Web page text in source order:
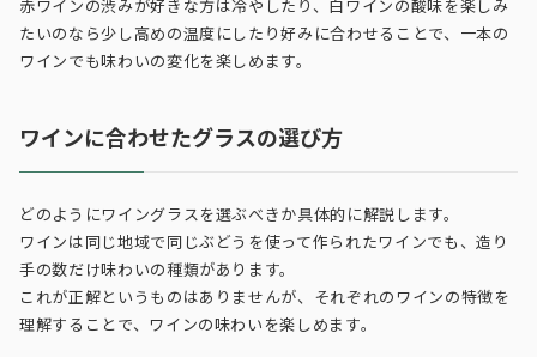
赤ワインの渋みが好きな方は冷やしたり、白ワインの酸味を楽しみ
たいのなら少し高めの温度にしたり好みに合わせることで、一本の
ワインでも味わいの変化を楽しめます。
ワインに合わせたグラスの選び方
どのようにワイングラスを選ぶべきか具体的に解説します。
ワインは同じ地域で同じぶどうを使って作られたワインでも、造り
手の数だけ味わいの種類があります。
これが正解というものはありませんが、それぞれのワインの特徴を
理解することで、ワインの味わいを楽しめます。